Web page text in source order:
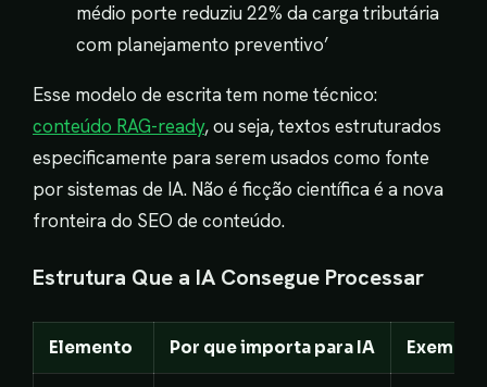
médio porte reduziu 22% da carga tributária
com planejamento preventivo’
Esse modelo de escrita tem nome técnico:
conteúdo RAG-ready, ou seja, textos estruturados
especificamente para serem usados como fonte
por sistemas de IA. Não é ficção científica é a nova
fronteira do SEO de conteúdo.
Estrutura Que a IA Consegue Processar
Elemento Por que importa para IA